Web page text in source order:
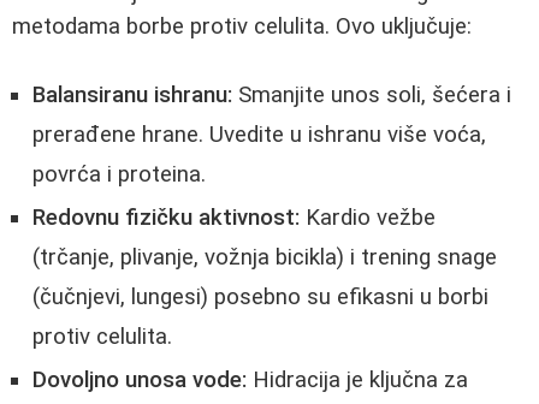
metodama borbe protiv celulita. Ovo uključuje:
Balansiranu ishranu: Smanjite unos soli, šećera i
prerađene hrane. Uvedite u ishranu više voća,
povrća i proteina.
Redovnu fizičku aktivnost: Kardio vežbe
(trčanje, plivanje, vožnja bicikla) i trening snage
(čučnjevi, lungesi) posebno su efikasni u borbi
protiv celulita.
Dovoljno unosa vode: Hidracija je ključna za